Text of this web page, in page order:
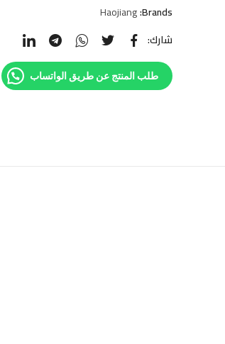
Brands:
Haojiang
شارك:
طلب المنتج عن طريق الواتساب